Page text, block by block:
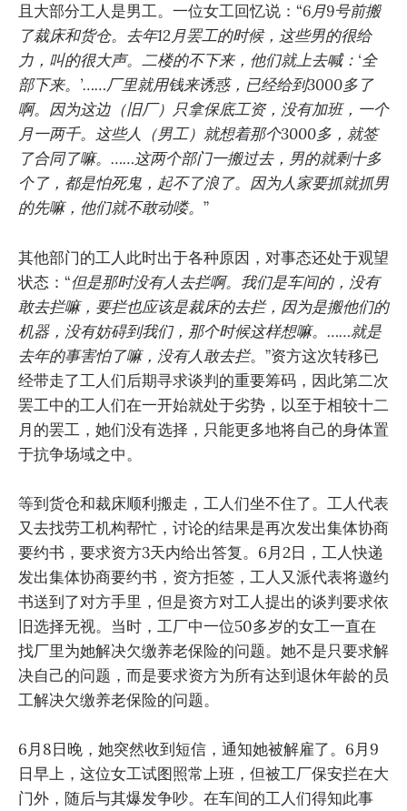
且大部分工人是男工。一位女工回忆说：“6月9号前搬
了裁床和货仓。去年12月罢工的时候，这些男的很给
力，叫的很大声。二楼的不下来，他们就上去喊：‘全
部下来。’……厂里就用钱来诱惑，已经给到3000多了
啊。因为这边（旧厂）只拿保底工资，没有加班，一个
月一两千。这些人（男工）就想着那个3000多，就签
了合同了嘛。……这两个部门一搬过去，男的就剩十多
个了，都是怕死鬼，起不了浪了。因为人家要抓就抓男
的先嘛，他们就不敢动喽。 ”
其他部门的工人此时出于各种原因，对事态还处于观望
状态：“但是那时没有人去拦啊。我们是车间的，没有
敢去拦嘛，要拦也应该是裁床的去拦，因为是搬他们的
机器，没有妨碍到我们，那个时候这样想嘛。……就是
去年的事害怕了嘛，没有人敢去拦。”资方这次转移已
经带走了工人们后期寻求谈判的重要筹码，因此第二次
罢工中的工人们在一开始就处于劣势，以至于相较十二
月的罢工，她们没有选择，只能更多地将自己的身体置
于抗争场域之中。
等到货仓和裁床顺利搬走，工人们坐不住了。工人代表
又去找劳工机构帮忙，讨论的结果是再次发出集体协商
要约书，要求资方3天内给出答复。6月2日，工人快递
发出集体协商要约书，资方拒签，工人又派代表将邀约
书送到了对方手里，但是资方对工人提出的谈判要求依
旧选择无视。当时，工厂中一位50多岁的女工一直在
找厂里为她解决欠缴养老保险的问题。她不是只要求解
决自己的问题，而是要求资方为所有达到退休年龄的员
工解决欠缴养老保险的问题。
6月8日晚，她突然收到短信，通知她被解雇了。6月9
日早上，这位女工试图照常上班，但被工厂保安拦在大
门外，随后与其爆发争吵。在车间的工人们得知此事